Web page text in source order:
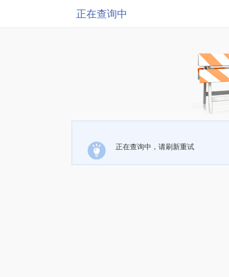
正在查询中
正在查询中，请刷新重试